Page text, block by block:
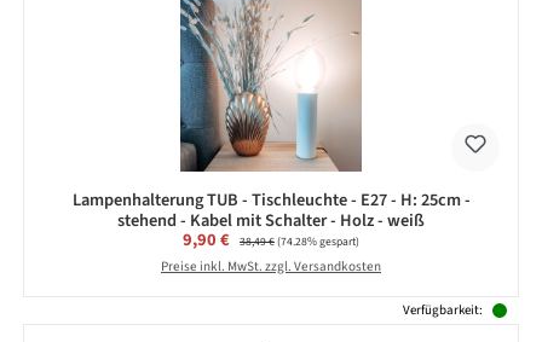
Lampenhalterung TUB - Tischleuchte - E27 - H: 25cm -
stehend - Kabel mit Schalter - Holz - weiß
Verkaufspreis:
9,90 € Regulärer Preis:
38,49 €(74.28% gespart)
Preise inkl. MwSt. zzgl. Versandkosten
Verfügbarkeit: